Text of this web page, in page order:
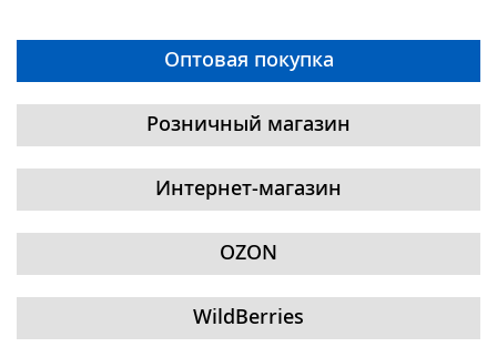
Оптовая покупка
Розничный магазин
Интернет-магазин
OZON
WildBerries